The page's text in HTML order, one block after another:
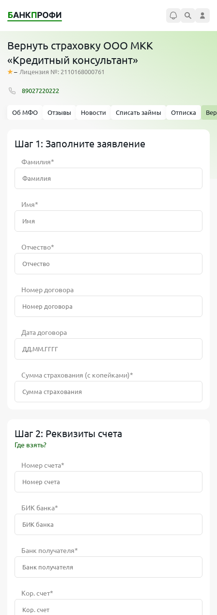
Вернуть страховку ООО МКК
«Кредитный консультант»
– Лицензия №: 2110168000761
89027220222
Об МФО Отзывы Новости Списать займы Отписка
Шаг 1: Заполните заявление
Фамилия*
Имя*
Отчество*
Номер договора
Дата договора
Сумма страхования (с копейками)*
Шаг 2: Реквизиты счета
Где взять?
Номер счета*
БИК банка*
Банк получателя*
Кор. счет*